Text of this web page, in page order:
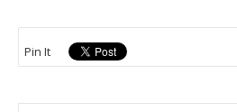
Pin It